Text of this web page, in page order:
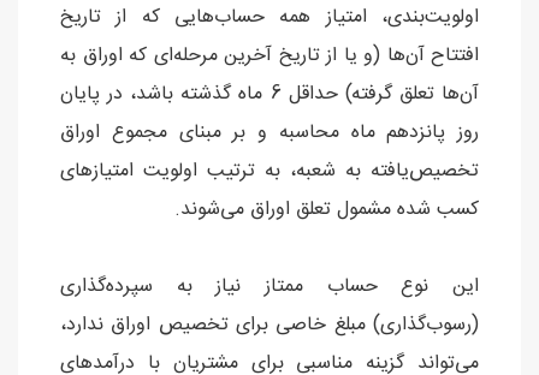
اولویت‌بندی، امتیاز همه حساب‌هایی که از تاریخ
افتتاح آن‌ها (و یا از تاریخ آخرین مرحله‌ای که اوراق به
آن‌ها تعلق گرفته) حداقل 6 ماه گذشته باشد، در پایان
روز پانزدهم ماه محاسبه و بر مبنای مجموع اوراق
تخصیص‌یافته به شعبه، به ترتیب اولویت امتیازهای
کسب شده مشمول تعلق اوراق می‌شوند.
این نوع حساب ممتاز نیاز به سپرده‌گذاری
(رسوب‌گذاری) مبلغ خاصی برای تخصیص اوراق ندارد،
می‌تواند گزینه مناسبی برای مشتریان با درآمدهای